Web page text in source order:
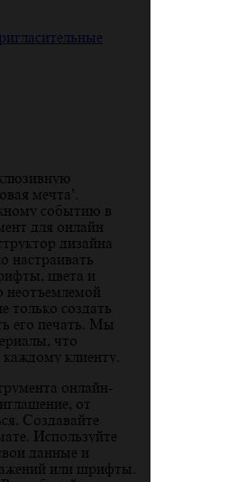
мечта’.
событию в
для онлайн
дизайна
настраивать
цвета и
неотъемлемой
только создать
его печать. Мы
что
каждому клиенту.
онлайн-
от
Создавайте
Используйте
данные и
или шрифты.